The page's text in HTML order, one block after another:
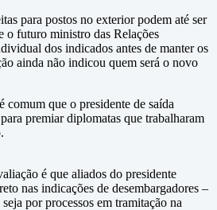
para postos no exterior podem até ser
o futuro ministro das Relações
dos indicados antes de manter os
ainda não indicou quem será o novo
comum que o presidente de saída
premiar diplomatas que trabalharam
é que aliados do presidente
nas indicações de desembargadores –
por processos em tramitação na